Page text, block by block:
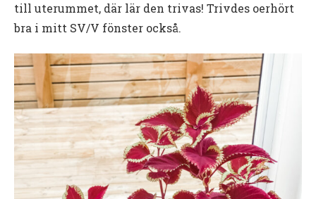
till uterummet, där lär den trivas! Trivdes oerhört
bra i mitt SV/V fönster också.